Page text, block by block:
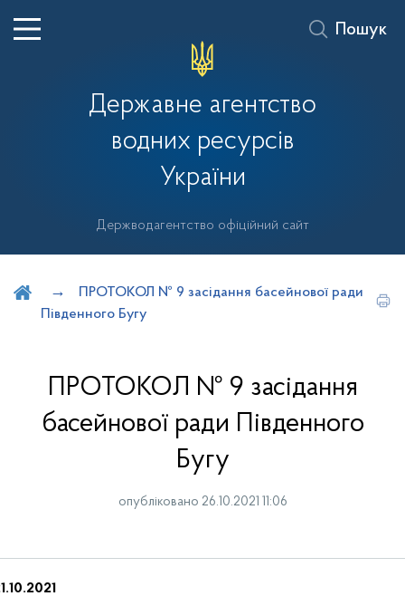
Державне агентство
водних ресурсів
України
Держводагентство офіційний сайт
Пошук
ПРОТОКОЛ № 9 засідання басейнової ради
Південного Бугу
ПРОТОКОЛ № 9 засідання
басейнової ради Південного
Бугу
опубліковано 26.10.2021 11:06